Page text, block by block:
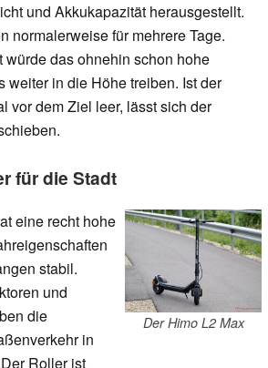
und Akkukapazität herausgestellt.
normalerweise für mehrere Tage.
würde das ohnehin schon hohe
weiter in die Höhe treiben. Ist der
vor dem Ziel leer, lässt sich der
für die Stadt
Der Himo L2 Max
eine recht hohe
stabil.
und
die
in
Roller ist